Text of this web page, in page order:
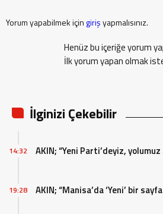
Yorum yapabilmek içingirişyapmalısınız.
Henüz bu içeriğe yorum
İlk yorum yapan olmak
İlginizi Çekebilir
AKIN; “Yeni Parti’deyiz, yolumuz
14:32
AKIN; “Manisa’da ‘Yeni’ bir
19:28